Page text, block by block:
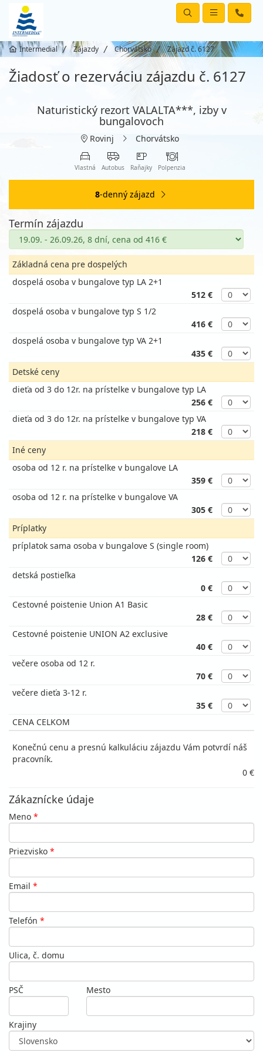
Intermedial Zájazdy Chorvátsko Zájazd č. 6127
Žiadosť o rezerváciu zájazdu č. 6127
Naturistický rezort VALALTA***, izby v
bungalovoch
Rovinj Chorvátsko
Vlastná Autobus Raňajky Polpenzia
8-denný zájazd
Termín zájazdu
Základná cena pre dospelých
dospelá osoba v bungalove typ LA 2+1
512 €
dospelá osoba v bungalove typ S 1/2
416 €
dospelá osoba v bungalove typ VA 2+1
435 €
Detské ceny
dieťa od 3 do 12r. na prístelke v bungalove typ LA
256 €
dieťa od 3 do 12r. na prístelke v bungalove typ VA
218 €
Iné ceny
osoba od 12 r. na prístelke v bungalove LA
359 €
osoba od 12 r. na prístelke v bungalove VA
305 €
Príplatky
príplatok sama osoba v bungalove S (single room)
126 €
detská postieľka
0 €
Cestovné poistenie Union A1 Basic
28 €
Cestovné poistenie UNION A2 exclusive
40 €
večere osoba od 12 r.
70 €
večere dieťa 3-12 r.
35 €
CENA CELKOM
Konečnú cenu a presnú kalkuláciu zájazdu Vám potvrdí náš
pracovník.
0 €
Zákaznícke údaje
Meno *
Priezvisko *
Email *
Telefón *
Ulica, č. domu
PSČ Mesto
Krajiny